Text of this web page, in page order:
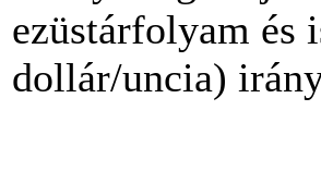
ezüstárfolyam és
dollár/uncia)